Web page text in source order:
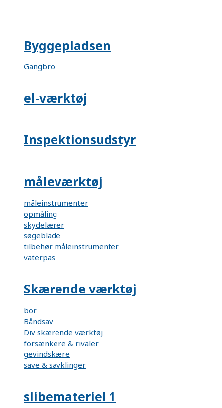
Byggepladsen
Gangbro
el-værktøj
Inspektionsudstyr
måleværktøj
måleinstrumenter
opmåling
skydelærer
søgeblade
tilbehør måleinstrumenter
vaterpas
Skærende værktøj
bor
Båndsav
Div skærende værktøj
forsænkere & rivaler
gevindskære
save & savklinger
slibemateriel 1